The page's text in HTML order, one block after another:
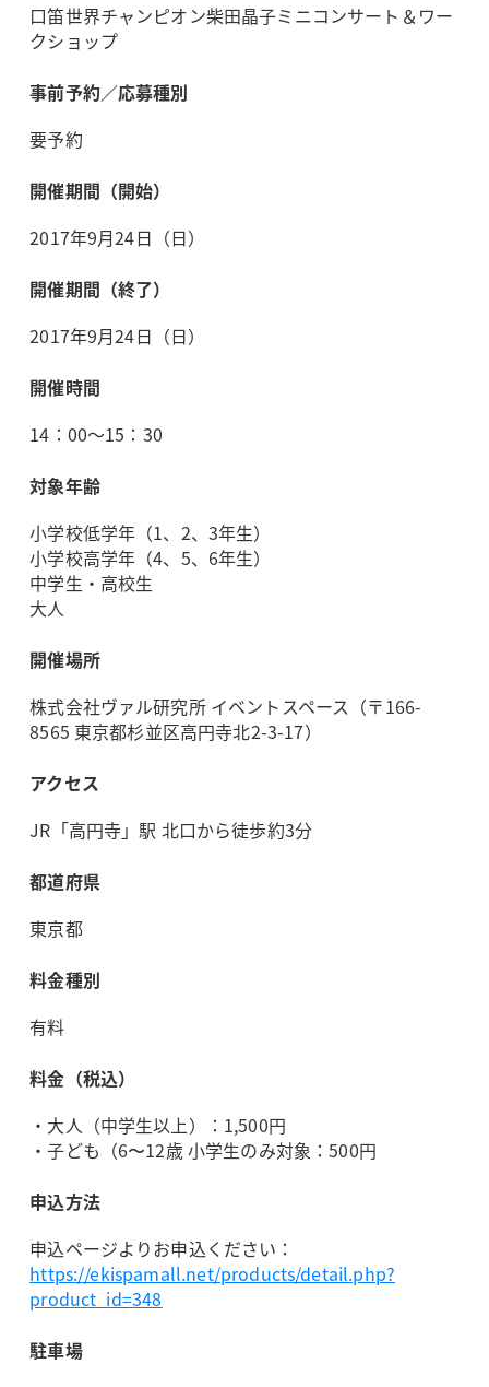
口笛世界チャンピオン柴田晶子ミニコンサート＆ワー
クショップ
事前予約／応募種別
要予約
開催期間（開始）
2017年9月24日（日）
開催期間（終了）
2017年9月24日（日）
開催時間
14：00～15：30
対象年齢
小学校低学年（1、2、3年生）
小学校高学年（4、5、6年生）
中学生・高校生
大人
開催場所
株式会社ヴァル研究所 イベントスペース（〒166-
8565 東京都杉並区高円寺北2-3-17）
アクセス
JR「高円寺」駅 北口から徒歩約3分
都道府県
東京都
料金種別
有料
料金（税込）
・大人（中学生以上）：1,500円
・子ども（6〜12歳 小学生のみ対象：500円
申込方法
申込ページよりお申込ください：
https://ekispamall.net/products/detail.php?
product_id=348
駐車場